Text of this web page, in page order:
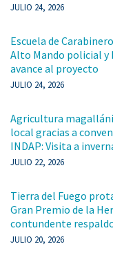
JULIO 24, 2026
Escuela de
Alto Mando policial y
avance al proyecto
JULIO 24, 2026
Agricultura
local gracias a
INDAP: Visita a
JULIO 22, 2026
Tierra del Fuego
Gran Premio de la
contundente
JULIO 20, 2026